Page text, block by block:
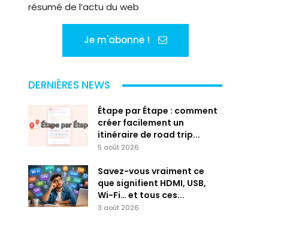
résumé de l’actu du web
Je m'abonne !
DERNIÈRES NEWS
Étape par Étape : comment
créer facilement un
itinéraire de road trip...
5 août 2026
Savez-vous vraiment ce
que signifient HDMI, USB,
Wi-Fi… et tous ces...
3 août 2026